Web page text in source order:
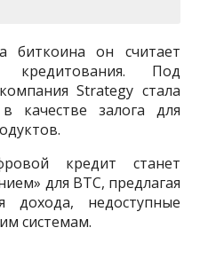
биткоина он считает
кредитования. Под
Strategy стала
качестве залога для
кредит станет
для BTC, предлагая
дохода, недоступные
системам.